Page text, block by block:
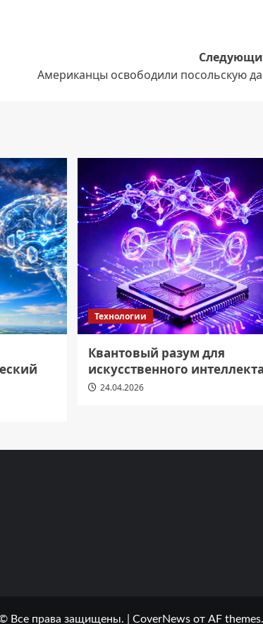
Американцы освободили посольскую
Технологии
Квантовый разум для
искусственного
24.04.2026
Все права защищены. CoverNews от AF themes.